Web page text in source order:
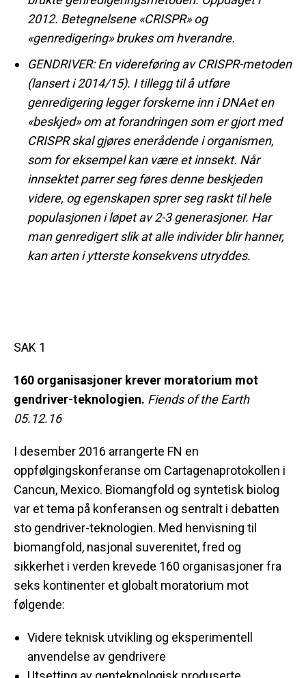
2012. Betegnelsene «CRISPR» og
«genredigering» brukes om hverandre.
GENDRIVER: En videreføring av CRISPR-metoden
(lansert i 2014/15). I tillegg til å utføre
genredigering legger forskerne inn i DNAet en
«beskjed» om at forandringen som er gjort med
CRISPR skalgjøres enerådende i organismen,
som for eksempel kan være et innsekt. Når
innsektet parrer seg føres denne beskjeden
videre, og egenskapen sprer seg raskt til hele
populasjonen i løpet av 2-3 generasjoner. Har
man genredigert slik at alle individer blir hanner,
kan arten i ytterste konsekvens utryddes.
SAK 1
160 organisasjoner krever moratorium mot
gendriver-teknologien. Fiends of the Earth
05.12.16
I desember 2016 arrangerte FN en
oppfølgingskonferanse om Cartagenaprotokollen i
Cancun, Mexico. Biomangfold og syntetisk biolog
var et tema på konferansen og sentralt i debatten
sto gendriver-teknologien. Med henvisning til
biomangfold, nasjonal suverenitet, fred og
sikkerhet i verden krevede 160 organisasjoner fra
seks kontinenter et globalt moratorium mot
følgende:
Videre teknisk utvikling og eksperimentell
anvendelse av gendrivere